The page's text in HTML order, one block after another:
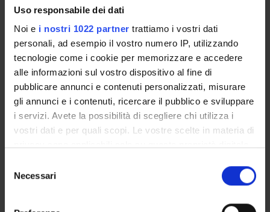
Uso responsabile dei dati
Noi e i nostri 1022 partner trattiamo i vostri dati
personali, ad esempio il vostro numero IP, utilizzando
tecnologie come i cookie per memorizzare e accedere
alle informazioni sul vostro dispositivo al fine di
pubblicare annunci e contenuti personalizzati, misurare
gli annunci e i contenuti, ricercare il pubblico e sviluppare
i servizi. Avete la possibilità di scegliere chi utilizza i
vostri dati e per quali scopi. Le vostre scelte in materia di
modificare o revocare il proprio consenso in qualsiasi
momento dalla Dichiarazione sui cookie o facendo clic
delNecessari
RESEARCH AREAS
RESEARCH GROUPS
SECTIONS
RESEARCH FACILITIES